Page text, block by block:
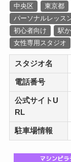
中央区 東京都
パーソナルレッス
初心者向け
駅
女性専用スタジオ
スタジオ名
電話番号
公式サイトU
RL
駐車場情報